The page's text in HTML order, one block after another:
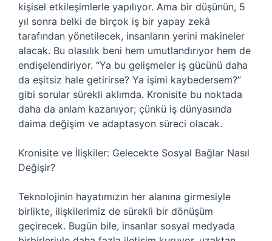
kişisel etkileşimlerle yapılıyor. Ama bir düşünün, 5
yıl sonra belki de birçok iş bir yapay zekâ
tarafından yönetilecek, insanların yerini makineler
alacak. Bu olasılık beni hem umutlandırıyor hem de
endişelendiriyor. “Ya bu gelişmeler iş gücünü daha
da eşitsiz hale getirirse? Ya işimi kaybedersem?”
gibi sorular sürekli aklımda. Kronisite bu noktada
daha da anlam kazanıyor; çünkü iş dünyasında
daima değişim ve adaptasyon süreci olacak.
Kronisite ve İlişkiler: Gelecekte Sosyal Bağlar Nasıl
Değişir?
Teknolojinin hayatımızın her alanına girmesiyle
birlikte, ilişkilerimiz de sürekli bir dönüşüm
geçirecek. Bugün bile, insanlar sosyal medyada